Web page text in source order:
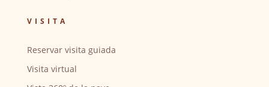
VISITA
Reservar visita guiada
Visita virtual